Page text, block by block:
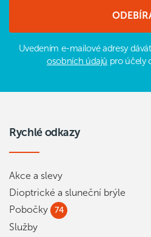
Uvedením e-mailové adresy
osobních údajů pro účely
Rychlé odkazy
Akce a slevy
Dioptrické a sluneční brýle
Pobočky
74
Služby